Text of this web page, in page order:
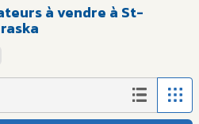
à vendre à St-